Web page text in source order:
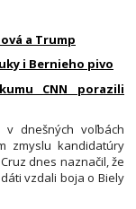
a Trump
i Bernieho pivo
CNN porazili
dnešných voľbách
zmyslu kandidatúry
dnes naznačil, že
vzdali boja o Biely